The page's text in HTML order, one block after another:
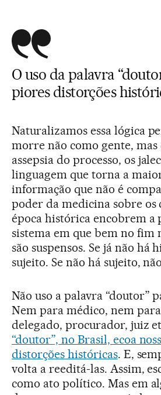
O uso da palavra
piores distorções
Naturalizamos essa lógica
morre não como gente,
assepsia do processo, os
linguagem que torna a
informação que não é
poder da medicina sobre os
época histórica encobrem a
sistema em que bem no fim
são suspensos. Se já não há
sujeito. Se não há sujeito,
Não uso a palavra “doutor”
Nem para médico, nem
delegado, procurador, juiz
“doutor”, no Brasil, ecoa
distorções históricas. E,
volta a reeditá-las. Assim,
como ato político. Mas em